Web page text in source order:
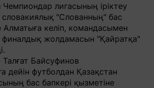
лигасының іріктеу
словакиялық "Слованның" бас
Алматыға келіп, командасымен
финалдық жолдамасын "Қайратқа"
Байсуфинов
дейін футболдан Қазақстан
бас бапкері қызметіне